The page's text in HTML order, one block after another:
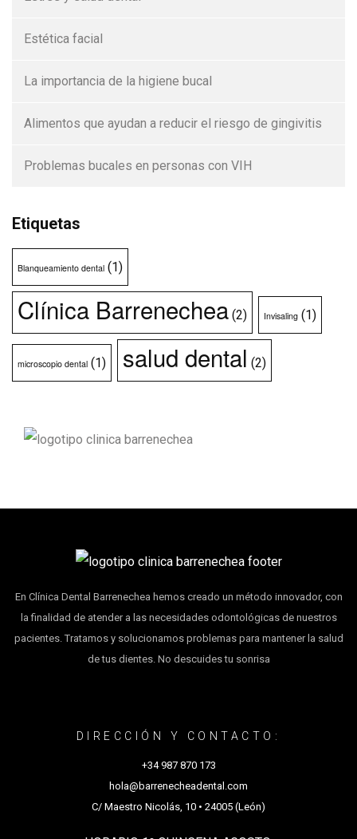
Estética facial
La importancia de la higiene bucal
Alimentos que ayudan a reducir el riesgo de gingivitis
Problemas bucales en personas con VIH
Etiquetas
Blanqueamiento dental (1)
Clínica Barrenechea (2) Invisaling (1)
microscopio dental (1) salud dental (2)
En Clínica Dental Barrenechea hemos creado un método innovador, con
la finalidad de atender a las necesidades odontológicas de nuestros
pacientes. Tratamos y solucionamos problemas para mantener la salud
de tus dientes. No descuides tu sonrisa
DIRECCIÓN Y CONTACTO:
+34 987 870 173
hola@barrenecheadental.com
C/ Maestro Nicolás, 10 • 24005 (León)